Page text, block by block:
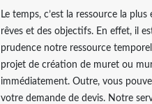
Le temps, c’est la ressource la
rêves et des objectifs. En effet, il
prudence notre ressource
projet de création de muret ou
immédiatement. Outre, vous
votre demande de devis. Notre